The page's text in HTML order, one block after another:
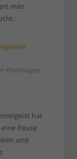
man
Rheinbogen
hat
Pause
und